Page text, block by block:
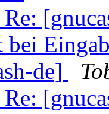
bei
de]